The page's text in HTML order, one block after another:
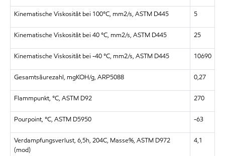
Kinematische Viskosität bei 100°C, mm2/s, ASTM D445 5
Kinematische Viskosität bei 40 °C, mm2/s, ASTM D445 25
Kinematische Viskosität bei -40 °C, mm2/s, ASTM D445 10690
Gesamtsäurezahl, mgKOH/g, ARP5088 0,27
Flammpunkt, °C, ASTM D92 270
Pourpoint, °C, ASTM D5950 -63
Verdampfungsverlust, 6,5h, 204C, Masse%, ASTM D972
(mod)
4,1